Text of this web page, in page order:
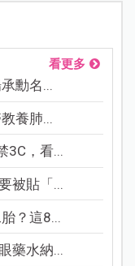
看更多
勳名...
養肺...
3C，看...
被貼「...
？這8...
藥水納...